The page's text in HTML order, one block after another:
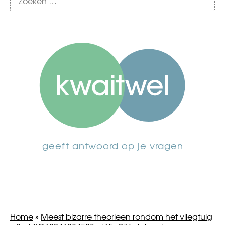
geeft antwoord op je vragen
Home» Meest bizarre theorieen rondom het vliegtuig